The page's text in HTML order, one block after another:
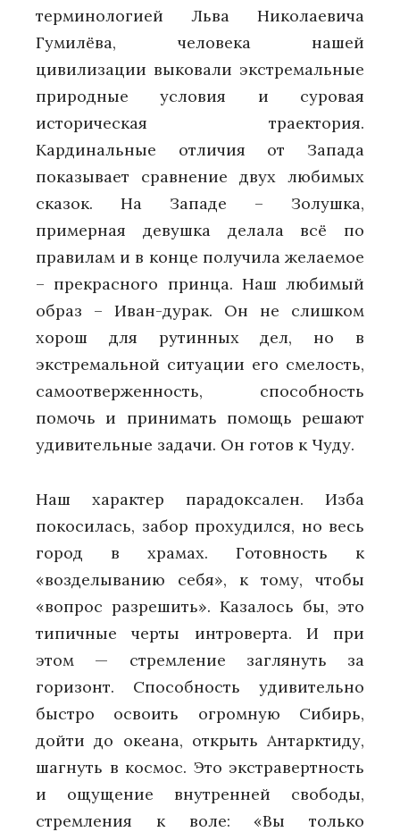
терминологией Льва Николаевича
Гумилёва, человека нашей
цивилизации выковали экстремальные
природные условия и суровая
историческая траектория.
Кардинальные отличия от Запада
показывает сравнение двух любимых
сказок. На Западе – Золушка,
примерная девушка делала всё по
правилам и в конце получила желаемое
– прекрасного принца. Наш любимый
образ – Иван-дурак. Он не слишком
хорош для рутинных дел, но в
экстремальной ситуации его смелость,
самоотверженность, способность
помочь и принимать помощь решают
удивительные задачи. Он готов к Чуду.
Наш характер парадоксален. Изба
покосилась, забор прохудился, но весь
город в храмах. Готовность к
«возделыванию себя», к тому, чтобы
«вопрос разрешить». Казалось бы, это
типичные черты интроверта. И при
этом — стремление заглянуть за
горизонт. Способность удивительно
быстро освоить огромную Сибирь,
дойти до океана, открыть Антарктиду,
шагнуть в космос. Это экстравертность
и ощущение внутренней свободы,
стремления к воле: «Вы только